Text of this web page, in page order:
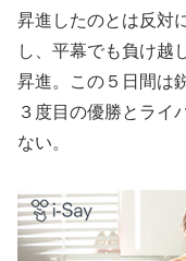
昇進したのとは反対
し、平幕でも負け越
昇進。この５日間は
３度目の優勝とライ
ない。